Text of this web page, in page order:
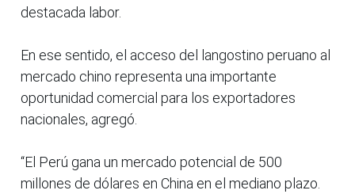
destacada labor.
En ese sentido, el acceso del langostino peruano al
mercado chino representa una importante
oportunidad comercial para los exportadores
nacionales, agregó.
“El Perú gana un mercado potencial de 500
millones de dólares en China en el mediano plazo.